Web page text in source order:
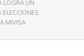
LOGRA UN
MIVISA